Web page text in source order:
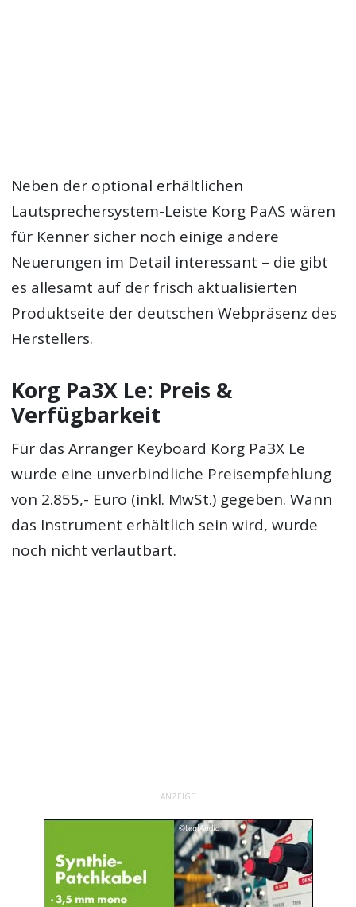
Neben der optional erhältlichen
Lautsprechersystem-Leiste Korg PaAS wären
für Kenner sicher noch einige andere
Neuerungen im Detail interessant – die gibt
es allesamt auf der frisch aktualisierten
Produktseite der deutschen Webpräsenz des
Herstellers.
Korg Pa3X Le: Preis &
Verfügbarkeit
Für das Arranger Keyboard Korg Pa3X Le
wurde eine unverbindliche Preisempfehlung
von 2.855,- Euro (inkl. MwSt.) gegeben. Wann
das Instrument erhältlich sein wird, wurde
noch nicht verlautbart.
ANZEIGE